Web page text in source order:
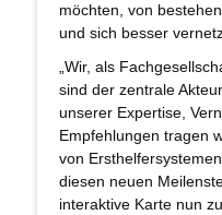
möchten, von
und sich besser
„Wir, als
sind der zentrale
unserer Expertise,
Empfehlungen tragen
von
diesen neuen
interaktive Karte nun